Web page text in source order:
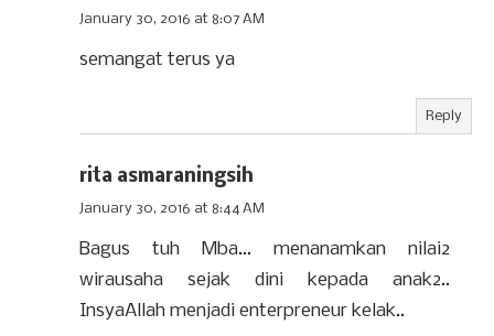
January 30, 2016 at 8:07 AM
semangat terus ya
Reply
rita asmaraningsih
January 30, 2016 at 8:44 AM
Bagus tuh Mba... menanamkan nilai2
wirausaha sejak dini kepada anak2..
InsyaAllah menjadi enterpreneur kelak..